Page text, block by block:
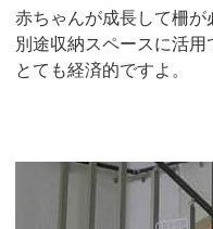
赤ちゃんが成長して柵が
別途収納スペースに活用
とても経済的ですよ。